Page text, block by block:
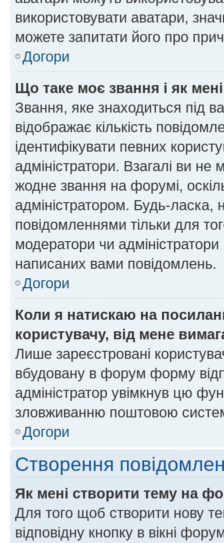
використовувати аватари,
можете запитати його про
Догори
Що таке моє звання і як
Звання, яке знаходиться під
відображає кількість
ідентифікувати певних
адміністратори. Взагалі ви
жодне звання на форумі,
адміністратором. Будь-
повідомленнями тільки для
модератори чи
написаних вами повідомлень.
Догори
Коли я натискаю на
користувачу, від мене
Лише зареєстровані
вбудовану в форум форму
адміністратор увімкнув цю
зловживанню поштовою
Догори
Створення
Як мені створити тему на
Для того щоб створити нову
відповідну кнопку в вікні